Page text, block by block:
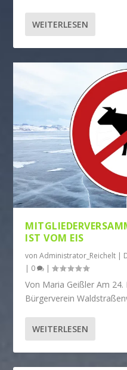
WEITERLESEN
IST VOM EIS
vonAdministrator_Reichelt |
| 0 |
Von Maria Geißler Am
Bürgerverein
WEITERLESEN